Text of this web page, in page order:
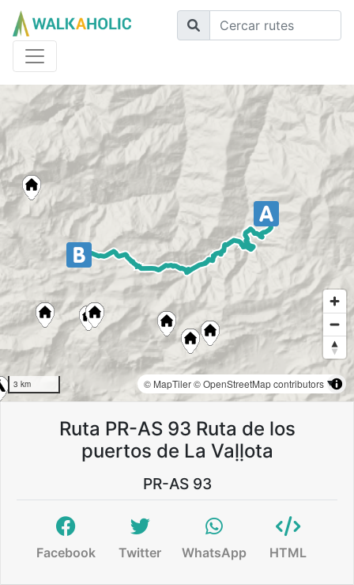
3 km © MapTiler© OpenStreetMap contributors
Ruta PR-AS 93 Ruta de los
puertos de La Vaḷḷota
PR-AS 93
Facebook Twitter WhatsApp HTML